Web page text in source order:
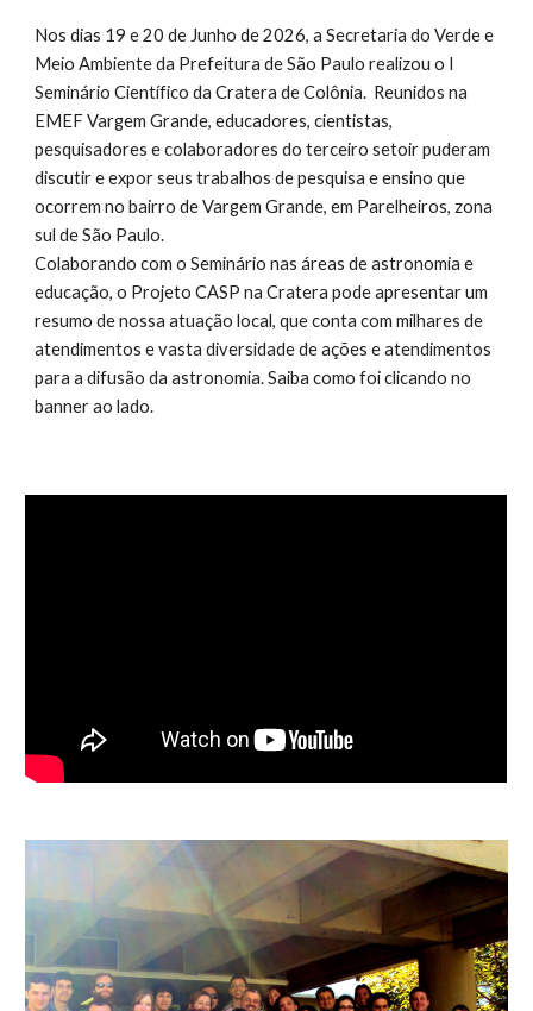
Nos dias 19 e 20 de Junho de 2026, a Secretaria do Verde e
Meio Ambiente da Prefeitura de São Paulo realizou o I
Seminário Científico da Cratera de Colônia. Reunidos na
EMEF Vargem Grande, educadores, cientistas,
pesquisadores e colaboradores do terceiro setoir puderam
discutir e expor seus trabalhos de pesquisa e ensino que
ocorrem no bairro de Vargem Grande, em Parelheiros, zona
sul de São Paulo.
Colaborando com o Seminário nas áreas de astronomia e
educação, o Projeto CASP na Cratera pode apresentar um
resumo de nossa atuação local, que conta com milhares de
atendimentos e vasta diversidade de ações e atendimentos
para a difusão da astronomia. Saiba como foi clicando no
banner ao lado.